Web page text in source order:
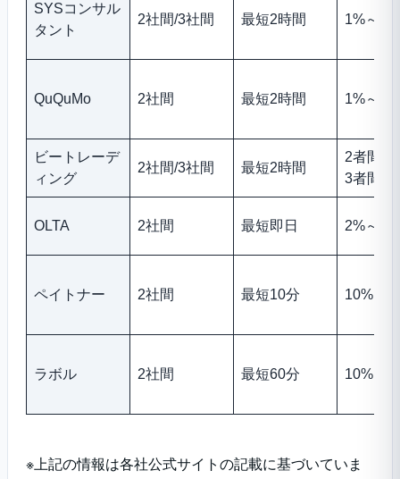
SYSコンサル
タント
2社間/3社間 最短2時間 1%～
QuQuMo 2社間 最短2時間 1%～
ビートレーデ
ィング
2社間/3社間 最短2時間
2者間
3者間
OLTA 2社間 最短即日 2%～9%
ペイトナー 2社間 最短10分 10%
ラボル 2社間 最短60分 10%
※上記の情報は各社公式サイトの記載に基づいていま